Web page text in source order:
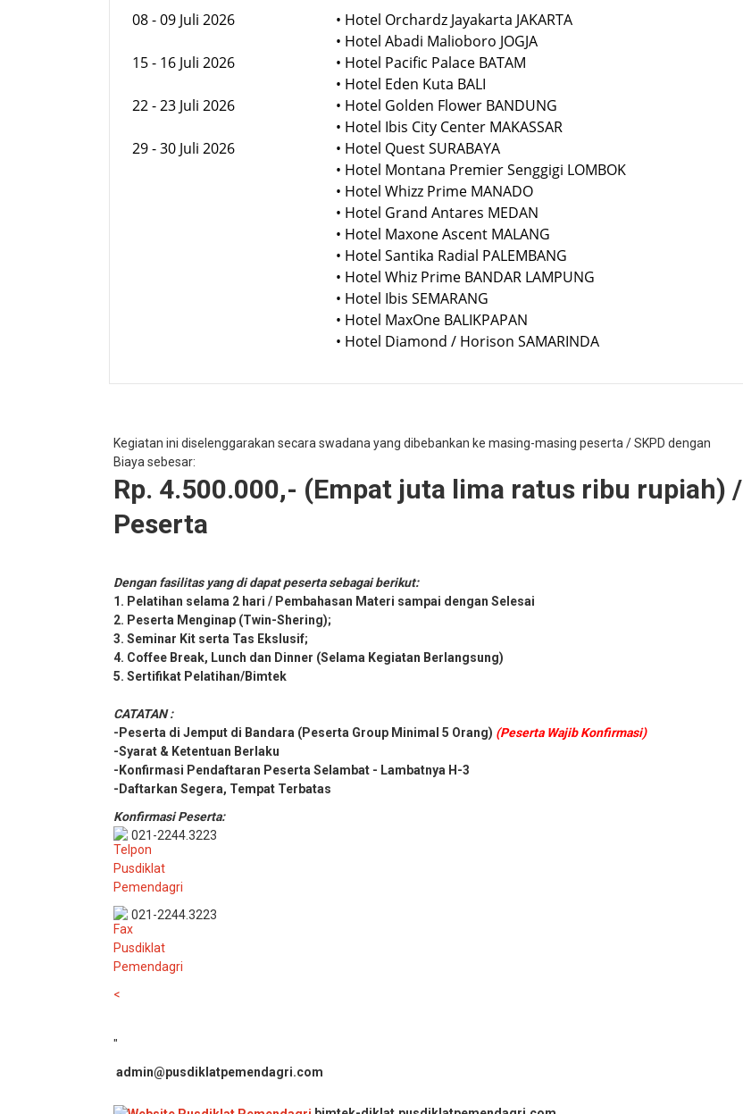
08 - 09 Juli 2026
15 - 16 Juli 2026
22 - 23 Juli 2026
29 - 30 Juli 2026
• Hotel Orchardz Jayakarta JAKARTA
• Hotel Abadi Malioboro JOGJA
• Hotel Pacific Palace BATAM
• Hotel Eden Kuta BALI
• Hotel Golden Flower BANDUNG
• Hotel Ibis City Center MAKASSAR
• Hotel Quest SURABAYA
• Hotel Montana Premier Senggigi LOMBOK
• Hotel Whizz Prime MANADO
• Hotel Grand Antares MEDAN
• Hotel Maxone Ascent MALANG
• Hotel Santika Radial PALEMBANG
• Hotel Whiz Prime BANDAR LAMPUNG
• Hotel Ibis SEMARANG
• Hotel MaxOne BALIKPAPAN
• Hotel Diamond / Horison SAMARINDA
Kegiatan ini diselenggarakan secara swadana yang dibebankan ke masing-masing peserta / SKPD dengan
Biaya sebesar:
Rp. 4.500.000,- (Empat juta lima ratus ribu rupiah) /
Peserta
Dengan fasilitas yang di dapat peserta sebagai berikut:
1. Pelatihan selama 2 hari / Pembahasan Materi sampai dengan Selesai
2. Peserta Menginap (Twin-Shering);
3. Seminar Kit serta Tas Ekslusif;
4. Coffee Break, Lunch dan Dinner (Selama Kegiatan Berlangsung)
5. Sertifikat Pelatihan/Bimtek
CATATAN :
-Peserta di Jemput di Bandara (Peserta Group Minimal 5 Orang) (Peserta Wajib Konfirmasi)
-Syarat & Ketentuan Berlaku
-Konfirmasi Pendaftaran Peserta Selambat - Lambatnya H-3
-Daftarkan Segera, Tempat Terbatas
Konfirmasi Peserta:
021-2244.3223
021-2244.3223
<
"
admin@pusdiklatpemendagri.com